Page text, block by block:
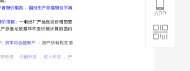
APP